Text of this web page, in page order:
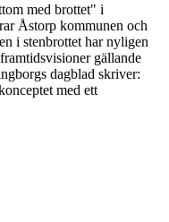
med brottet" i
Åstorp kommunen och
i stenbrottet har nyligen
gällande
dagblad skriver:
med ett